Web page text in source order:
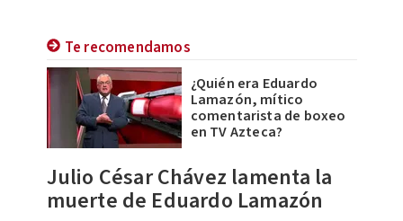
Te recomendamos
¿Quién era Eduardo
Lamazón, mítico
comentarista de boxeo
en TV Azteca?
Julio César Chávez lamenta la
muerte de Eduardo Lamazón